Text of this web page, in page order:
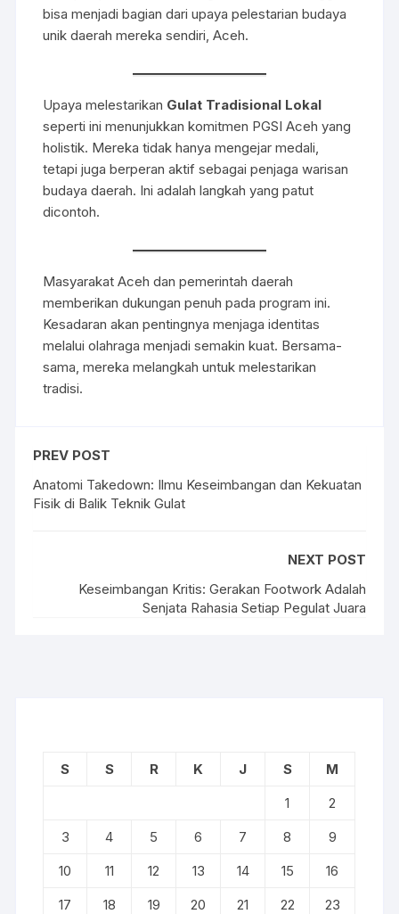
bisa menjadi bagian dari upaya pelestarian budaya
unik daerah mereka sendiri, Aceh.
Upaya melestarikan Gulat Tradisional Lokal
seperti ini menunjukkan komitmen PGSI Aceh yang
holistik. Mereka tidak hanya mengejar medali,
tetapi juga berperan aktif sebagai penjaga warisan
budaya daerah. Ini adalah langkah yang patut
dicontoh.
Masyarakat Aceh dan pemerintah daerah
memberikan dukungan penuh pada program ini.
Kesadaran akan pentingnya menjaga identitas
melalui olahraga menjadi semakin kuat. Bersama-
sama, mereka melangkah untuk melestarikan
tradisi.
PREV POST
Anatomi Takedown: Ilmu Keseimbangan dan Kekuatan
Fisik di Balik Teknik Gulat
NEXT POST
Keseimbangan Kritis: Gerakan Footwork Adalah
Senjata Rahasia Setiap Pegulat Juara
S S R K J S
M
1
2
3
4 5 6 7 8
9
10
11 12 13 14 15
16
17
18 19 20 21 22
23